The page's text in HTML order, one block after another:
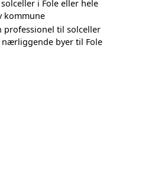
i Fole eller hele
kommune
professionel til solceller
nærliggende byer til Fole